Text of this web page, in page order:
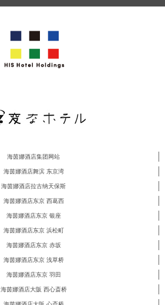
海茵娜酒店集团网站
海茵娜酒店舞滨 东京湾
海茵娜酒店拉古纳天保斯
海茵娜酒店东京 西葛西
海茵娜酒店东京 银座
海茵娜酒店东京 浜松町
海茵娜酒店东京 赤坂
海茵娜酒店东京 浅草桥
海茵娜酒店东京 羽田
海茵娜酒店大阪 西心斎桥